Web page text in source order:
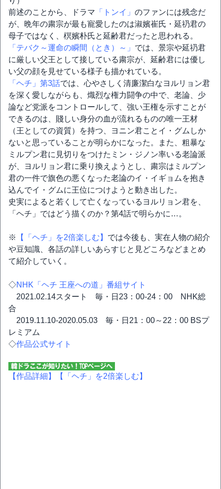
前述のことから、ドラマ 「トンイ」 のファンには残念だ
が、晩年の粛宗が最も寵愛したのは淑嬪崔氏・延礽君の
母子ではなく、榠嬪朴氏と延齢君だったと思われる。
「テバク～運命の瞬間（とき）～」 では、景宗や延礽君
に厳しい父王として接している粛宗が、延齢君には優し
い父の顔を見せている様子も描かれている。
「ヘチ」第3話では、心やさしく清廉潔白なヨルリョン君
を深く愛しながらも、熾烈な権力闘争の中で、老論、少
論など党派をコントロールして、強い王権を示すことが
できるのは、賤しい身分の血が流れるものの唯一王材
（王としての資質）を持つ、ヨニン君ことイ・グムしか
ないと思っていることが明らかになった。また、粗暴な
ミルプン君に見切りをつけたミン・ジノン率いる老論派
が、ヨルリョン君に乗り換えようとし、粛宗はミルプン
君の一件で旗色の悪くなった老論のイ・イギョムを抱き
込んでイ・グムに王位につけようと動き出した。
史実によると若くして亡くなっているヨルリョン君を、
「ヘチ」ではどう描くのか？第4話で明らかに…。
※ 【「ヘチ」を2倍楽しむ】 では今後も、実在人物の紹介
や豆知識、各話の詳しいあらすじと見どころなどまとめ
て紹介していく。
◇NHK「ヘチ 王座への道」番組サイト
2021.02.14スタート 毎・日23：00-24：00 NHK総
合
2019.11.10-2020.05.03 毎・日21：00～22：00 BSプ
レミアム
◇作品公式サイト
【作品詳細】 【「ヘチ」を2倍楽しむ】